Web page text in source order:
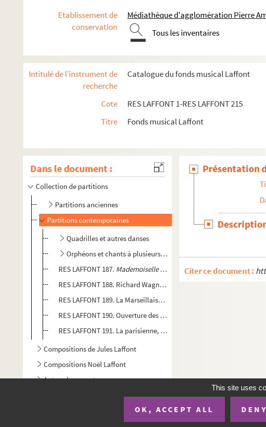
Etablissement de
conservation
Médiathèque d'agglomération Pierre
Tous les inventaires
Intitulé de l'instrument de
recherche
Catalogue du fonds musical Laffont
Cote
RES LAFFONT 1-RES LAFFONT 215
Titre
Fonds musical Laffont
Dans le document :
Collection de partitions
Partitions anciennes
Partitions contemporaines
Quadrilles et autres danses
Orphéons et chants à plusieurs voix
RES LAFFONT 187. Mademoiselle de Montpensier, par C. Schubert,
RES LAFFONT 188. Richard Wagner.
RES LAFFONT 189. La Marseillaise, marche
RES LAFFONT 190. Ouverture des 3 Capitaines
RES LAFFONT 191. La parisienne, P. Gambaro
Compositions de Jules Laffont
Compositions Noël Laffont
Autres documents
Présentation
Citer ce document :
Plan du site
This site uses
OK, ACCEPT ALL